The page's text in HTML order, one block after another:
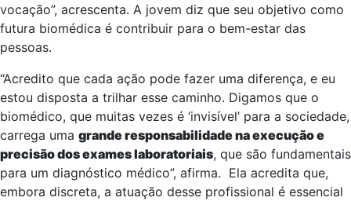
vocação”, acrescenta. A jovem diz que seu objetivo como
futura biomédica é contribuir para o bem-estar das
pessoas.
“Acredito que cada ação pode fazer uma diferença, e eu
estou disposta a trilhar esse caminho. Digamos que o
biomédico, que muitas vezes é ‘invisível’ para a sociedade,
carrega uma grande responsabilidade na execução e
precisão dos exames laboratoriais, que são fundamentais
para um diagnóstico médico”, afirma. Ela acredita que,
embora discreta, a atuação desse profissional é essencial